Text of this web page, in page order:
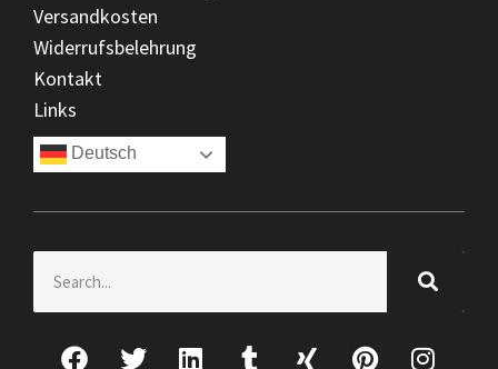
Versandkosten
Widerrufsbelehrung
Kontakt
Links
Deutsch